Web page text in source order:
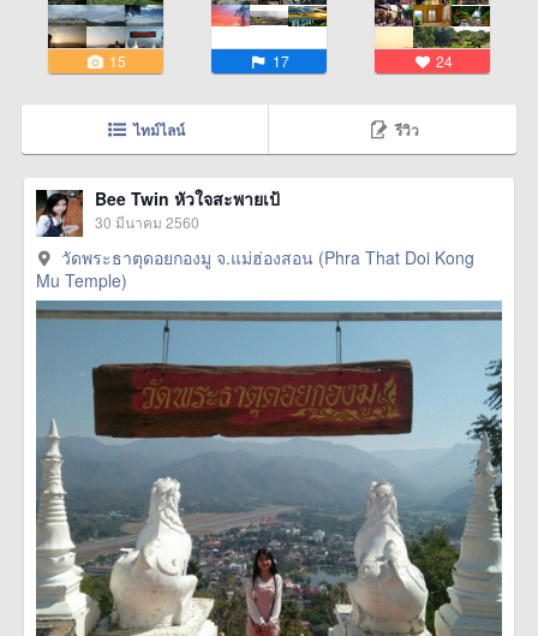
15 17 24
ไทม์ไลน์ รีวิว
Bee Twin หัวใจสะพายเป้
30 มีนาคม 2560
วัดพระธาตุดอยกองมู จ.แม่ฮ่องสอน (Phra That Doi Kong
Mu Temple)